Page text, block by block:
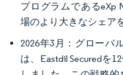
プログラムであるeXp
場のより大きなシェア
2026年3月：グローバ
は、Eastdil Securedを